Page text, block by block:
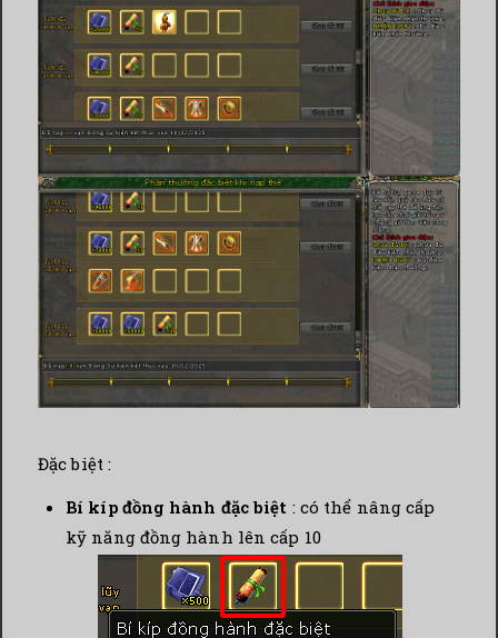
Đặc biệt :
Bí kíp đồng hành đặc biệt : có thể nâng cấp
kỹ năng đồng hành lên cấp 10